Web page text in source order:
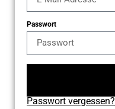
Passwort
Passwort vergessen?